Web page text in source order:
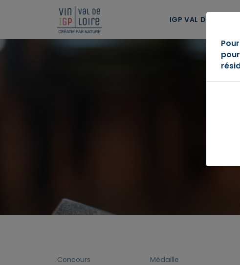
IGP VAL DE LOIRE
Concours Médaille
Panneau de gestion des cookies